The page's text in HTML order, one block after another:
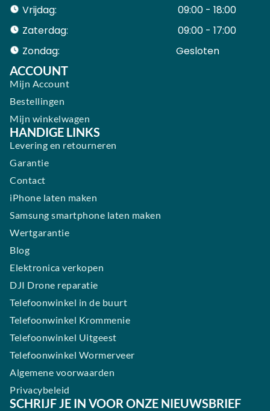
Vrijdag:
09:00 - 18:00
Zaterdag:
09:00 - 17:00
Zondag:
Gesloten ​ ​ ​ ​ ​ ​ ​
ACCOUNT
Mijn Account
Bestellingen
Mijn winkelwagen
HANDIGE LINKS
Levering en retourneren
Garantie
Contact
iPhone laten maken
Samsung smartphone laten maken
Wertgarantie
Blog
Elektronica verkopen
DJI Drone reparatie
Telefoonwinkel in de buurt
Telefoonwinkel Krommenie
Telefoonwinkel Uitgeest
Telefoonwinkel Wormerveer
Algemene voorwaarden
Privacybeleid
SCHRIJF JE IN VOOR ONZE NIEUWSBRIEF